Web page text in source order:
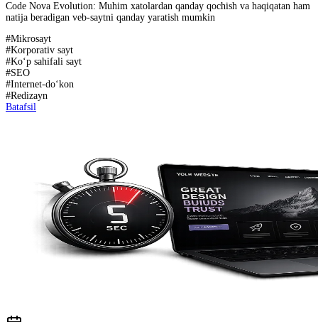
Code Nova Evolution: Muhim xatolardan qanday qochish va haqiqatan ham
natija beradigan veb-saytni qanday yaratish mumkin
#Mikrosayt
#Korporativ sayt
#Ko‘p sahifali sayt
#SEO
#Internet-do‘kon
#Redizayn
Batafsil